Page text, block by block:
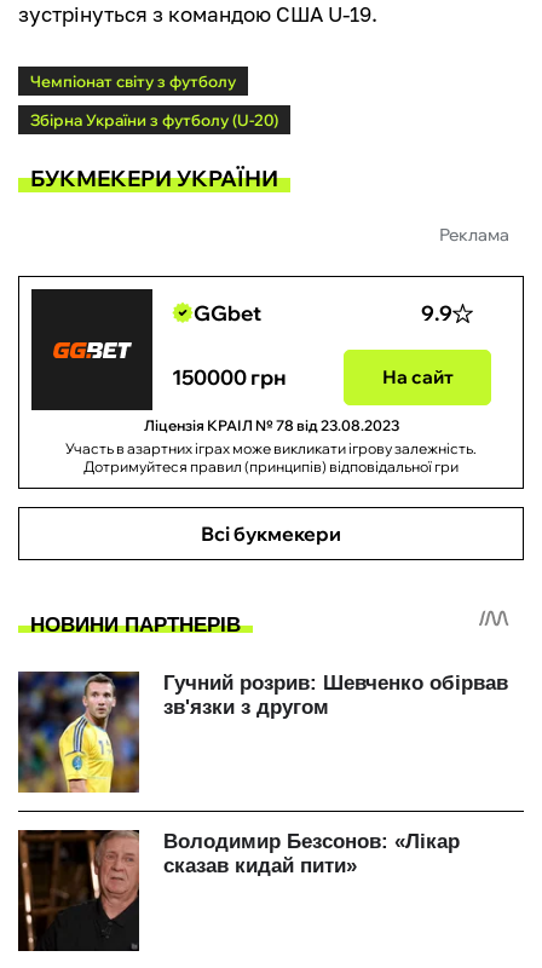
зустрінуться з командою США U-19.
Чемпіонат світу з футболу
Збірна України з футболу (U-20)
БУКМЕКЕРИ УКРАЇНИ
Реклама
GGbet 9.9
150000 грн На сайт
Ліцензія КРАІЛ № 78 від 23.08.2023
Участь в азартних іграх може викликати ігрову залежність.
Дотримуйтеся правил (принципів) відповідальної гри
Всі букмекери